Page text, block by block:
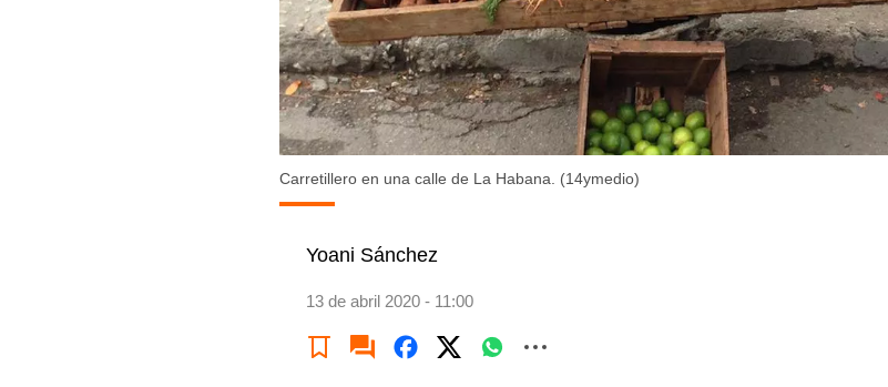
Carretillero en una calle de La Habana. (14ymedio)
Yoani Sánchez
13 de abril 2020 - 11:00